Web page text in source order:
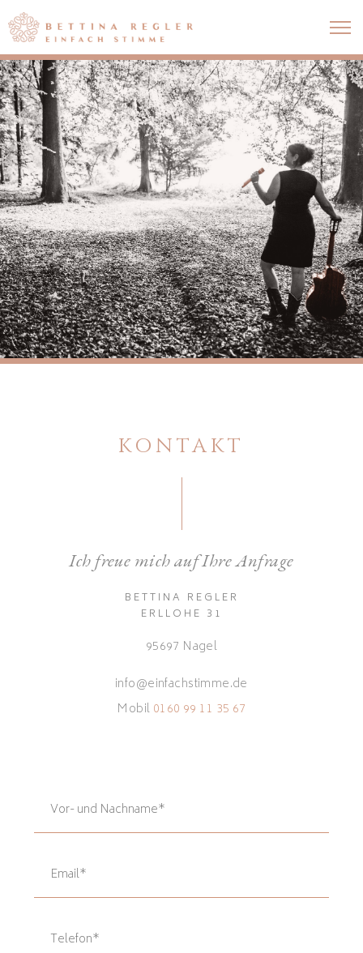
KONTAKT
Ich freue mich auf Ihre Anfrage
BETTINA REGLER
ERLLOHE 31
95697 Nagel
info@einfachstimme.de
Mobil 0160 99 11 35 67